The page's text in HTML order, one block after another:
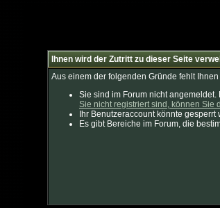
Ihnen wird der Zutritt zu dieser Seite
Aus einem der folgenden Gründe fehlt
Sie sind im Forum nicht
Sie nicht registriert sind, können Sie
Ihr Benutzeraccount könnte
Es gibt Bereiche im Forum, die